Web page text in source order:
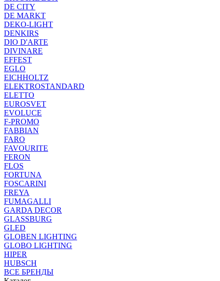
DE CITY
DE MARKT
DEKO-LIGHT
DENKIRS
DIO D'ARTE
DIVINARE
EFFEST
EGLO
EICHHOLTZ
ELEKTROSTANDARD
ELETTO
EUROSVET
EVOLUCE
F-PROMO
FABBIAN
FARO
FAVOURITE
FERON
FLOS
FORTUNA
FOSCARINI
FREYA
FUMAGALLI
GARDA DECOR
GLASSBURG
GLED
GLOBEN LIGHTING
GLOBO LIGHTING
HIPER
HUBSCH
ВСЕ БРЕНДЫ